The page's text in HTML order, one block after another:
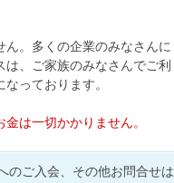
。多くの企業のみなさんに
、ご家族のみなさんでご利
っております。
は一切かかりません。
のご入会、その他お問合せは